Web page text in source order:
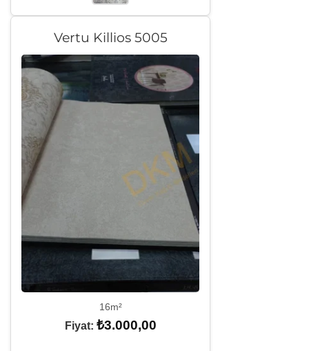
Vertu Killios 5005
16m²
Fiyat: ₺3.000,00